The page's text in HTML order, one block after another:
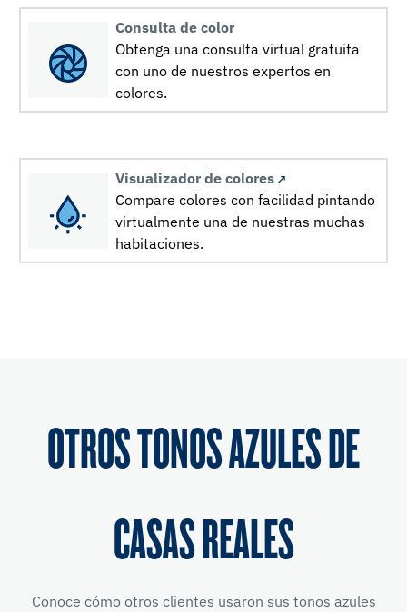
Consulta de color
Obtenga una consulta virtual gratuita
con uno de nuestros expertos en
colores.
Visualizador de colores
Compare colores con facilidad pintando
virtualmente una de nuestras muchas
habitaciones.
OTROS TONOS AZULES DE
CASAS REALES
Conoce cómo otros clientes usaron sus tonos azules